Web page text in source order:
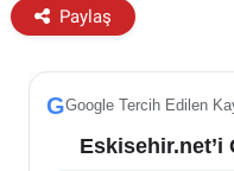
Paylaş
GGoogle Tercih Edilen
Eskisehir.net’i